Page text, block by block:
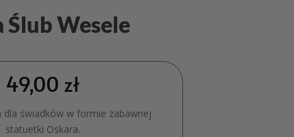
Wesele
49,00 zł
dla świadków w formie zabawnej
statuetki Oskara.